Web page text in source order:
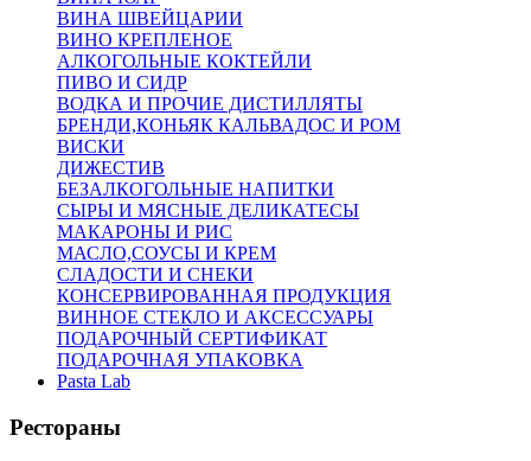
ВИНА ШВЕЙЦАРИИ
ВИНО КРЕПЛЕНОЕ
АЛКОГОЛЬНЫЕ КОКТЕЙЛИ
ПИВО И СИДР
ВОДКА И ПРОЧИЕ ДИСТИЛЛЯТЫ
БРЕНДИ,КОНЬЯК КАЛЬВАДОС И РОМ
ВИСКИ
ДИЖЕСТИВ
БЕЗАЛКОГОЛЬНЫЕ НАПИТКИ
СЫРЫ И МЯСНЫЕ ДЕЛИКАТЕСЫ
МАКАРОНЫ И РИС
МАСЛО,СОУСЫ И КРЕМ
СЛАДОСТИ И СНЕКИ
КОНСЕРВИРОВАННАЯ ПРОДУКЦИЯ
ВИННОЕ СТЕКЛО И АКСЕССУАРЫ
ПОДАРОЧНЫЙ СЕРТИФИКАТ
ПОДАРОЧНАЯ УПАКОВКА
Pasta Lab
Рестораны